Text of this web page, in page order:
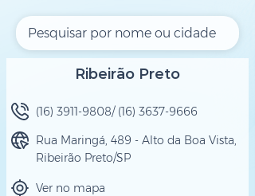
Ribeirão Preto
(16) 3911-9808/ (16) 3637-9666
Rua Maringá, 489 - Alto da Boa Vista,
Ribeirão Preto/SP
Ver no mapa